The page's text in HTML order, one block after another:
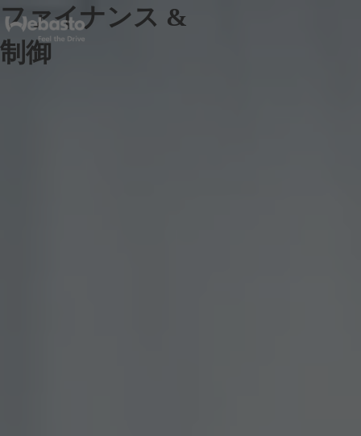
ファイナンス &
制御